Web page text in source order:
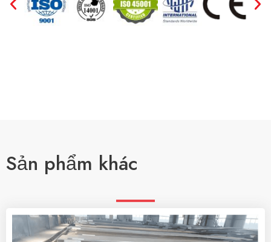
Sản phẩm khác